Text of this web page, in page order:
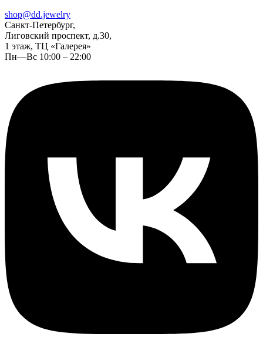
shop@dd.jewelry
Санкт-Петербург,
Лиговский проспект, д.30,
1 этаж, ТЦ «Галерея»
Пн—Вс 10:00 – 22:00